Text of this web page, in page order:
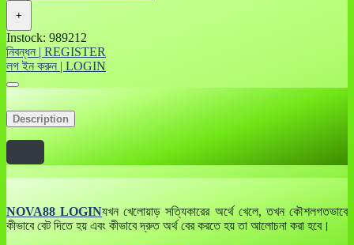
+
Instock: 989212
নিবন্ধন | REGISTER
লগ ইন করুন | LOGIN
Description
NOVA88 LOGINযখন খেলোয়াড় সত্যিকারের অর্থে খেলে, তখন কৌশলগতভাবে
কীভাবে বেট দিতে হয় এবং কীভাবে দ্রুত অর্থ বের করতে হয় তা আলোচনা করা হবে।